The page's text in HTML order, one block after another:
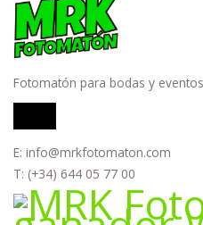
Fotomatón para bodas y
E: info@mrkfotomaton.com
T: (+34) 644 05 77 00